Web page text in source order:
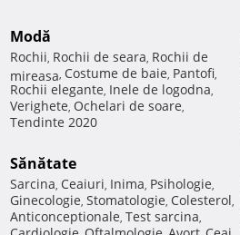
Modă
Rochii, Rochii de seara, Rochii de
mireasa, Costume de baie, Pantofi,
Rochii elegante, Inele de logodna,
Verighete, Ochelari de soare,
Tendinte 2020
Sănătate
Sarcina, Ceaiuri, Inima, Psihologie,
Ginecologie, Stomatologie, Colesterol,
Anticonceptionale, Test sarcina,